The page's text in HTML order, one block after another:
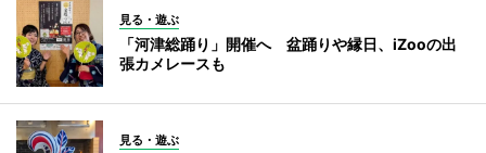
見る・遊ぶ
「河津総踊り」開催へ 盆踊りや縁日、iZooの出
張カメレースも
見る・遊ぶ